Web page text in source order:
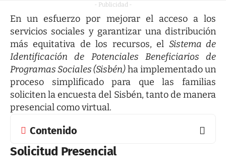
- Publicidad -
En un esfuerzo por mejorar el acceso a los
servicios sociales y garantizar una distribución
más equitativa de los recursos, el Sistema de
Identificación de Potenciales Beneficiarios de
Programas Sociales (Sisbén)ha implementado un
proceso simplificado para que las familias
soliciten la encuesta del Sisbén, tanto de manera
presencial como virtual.
Contenido
Solicitud Presencial